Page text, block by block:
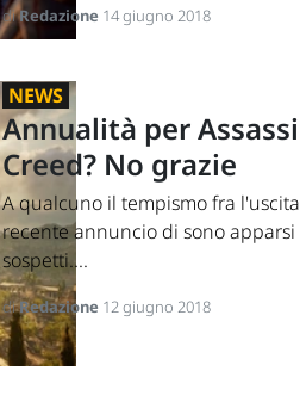
diRedazione 14 giugno 2018
NEWS
Annualità per
Creed? No grazie
A qualcuno il tempismo fra
recente annuncio di sono
sospetti....
diRedazione 12 giugno 2018